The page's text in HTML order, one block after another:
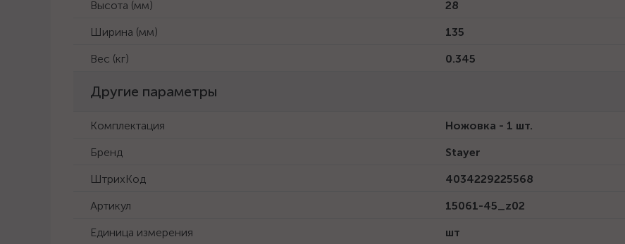
Высота (мм)
28
Ширина (мм)
135
Вес (кг)
0.345
Другие параметры
Комплектация
Ножовка - 1 шт.
Бренд
Stayer
ШтрихКод
4034229225568
Артикул
15061-45_z02
Единица измерения
шт